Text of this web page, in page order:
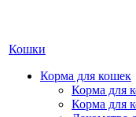
Кошки
Корма для кошек
Корма для
Корма для